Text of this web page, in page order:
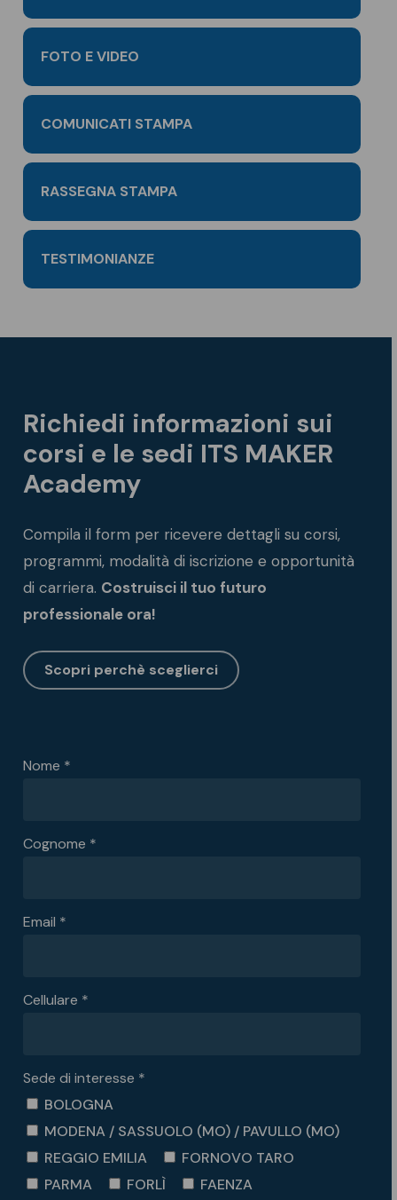
FOTO E VIDEO
COMUNICATI STAMPA
RASSEGNA STAMPA
TESTIMONIANZE
Richiedi informazioni sui
corsi e le sedi ITS MAKER
Academy
Compila il form per ricevere dettagli su corsi,
programmi, modalità di iscrizione e opportunità
di carriera. Costruisci il tuo futuro
professionale ora!
Scopri perchè sceglierci
Nome *
Cognome *
Email *
Cellulare *
Sede di interesse *
BOLOGNA
MODENA / SASSUOLO (MO) / PAVULLO (MO)
REGGIO EMILIA
FORNOVO TARO
PARMA
FORLÌ
FAENZA